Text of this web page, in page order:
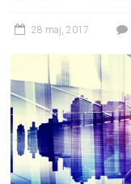
28 maj, 2017